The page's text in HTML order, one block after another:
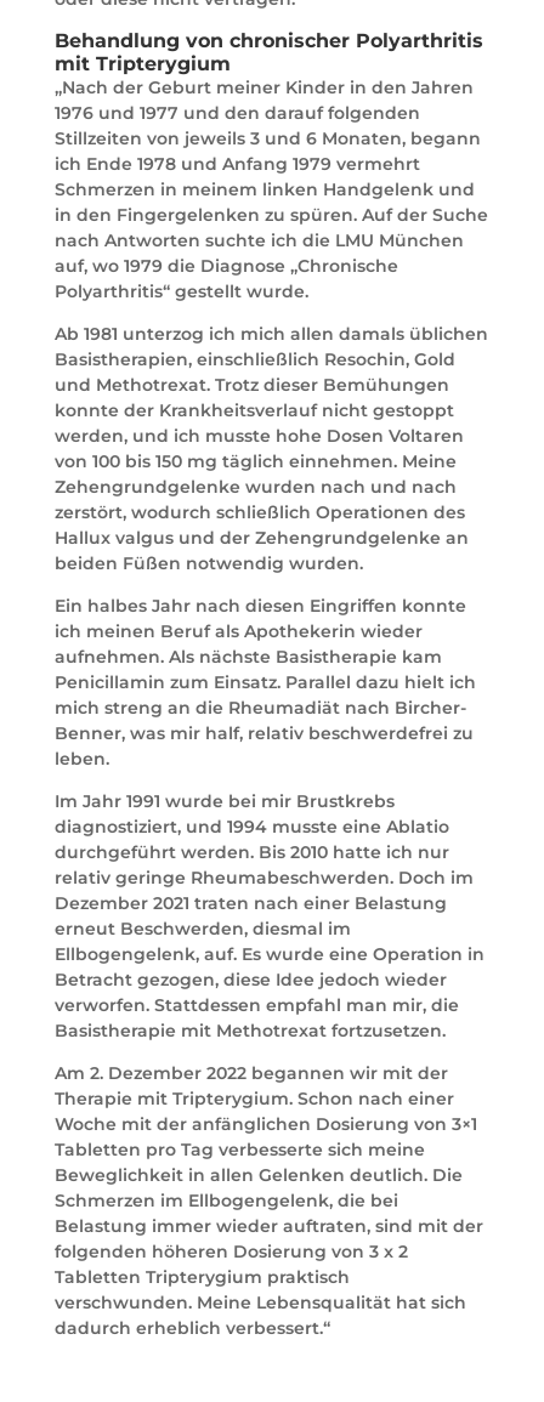
Behandlung von chronischer Polyarthritis
mit Tripterygium
„Nach der Geburt meiner Kinder in den Jahren
1976 und 1977 und den darauf folgenden
Stillzeiten von jeweils 3 und 6 Monaten, begann
ich Ende 1978 und Anfang 1979 vermehrt
Schmerzen in meinem linken Handgelenk und
in den Fingergelenken zu spüren. Auf der Suche
nach Antworten suchte ich die LMU München
auf, wo 1979 die Diagnose „Chronische
Polyarthritis“ gestellt wurde.
Ab 1981 unterzog ich mich allen damals üblichen
Basistherapien, einschließlich Resochin, Gold
und Methotrexat. Trotz dieser Bemühungen
konnte der Krankheitsverlauf nicht gestoppt
werden, und ich musste hohe Dosen Voltaren
von 100 bis 150 mg täglich einnehmen. Meine
Zehengrundgelenke wurden nach und nach
zerstört, wodurch schließlich Operationen des
Hallux valgus und der Zehengrundgelenke an
beiden Füßen notwendig wurden.
Ein halbes Jahr nach diesen Eingriffen konnte
ich meinen Beruf als Apothekerin wieder
aufnehmen. Als nächste Basistherapie kam
Penicillamin zum Einsatz. Parallel dazu hielt ich
mich streng an die Rheumadiät nach Bircher-
Benner, was mir half, relativ beschwerdefrei zu
leben.
Im Jahr 1991 wurde bei mir Brustkrebs
diagnostiziert, und 1994 musste eine Ablatio
durchgeführt werden. Bis 2010 hatte ich nur
relativ geringe Rheumabeschwerden. Doch im
Dezember 2021 traten nach einer Belastung
erneut Beschwerden, diesmal im
Ellbogengelenk, auf. Es wurde eine Operation in
Betracht gezogen, diese Idee jedoch wieder
verworfen. Stattdessen empfahl man mir, die
Basistherapie mit Methotrexat fortzusetzen.
Am 2. Dezember 2022 begannen wir mit der
Therapie mit Tripterygium. Schon nach einer
Woche mit der anfänglichen Dosierung von 3×1
Tabletten pro Tag verbesserte sich meine
Beweglichkeit in allen Gelenken deutlich. Die
Schmerzen im Ellbogengelenk, die bei
Belastung immer wieder auftraten, sind mit der
folgenden höheren Dosierung von 3 x 2
Tabletten Tripterygium praktisch
verschwunden. Meine Lebensqualität hat sich
dadurch erheblich verbessert.“